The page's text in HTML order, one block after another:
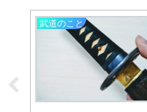
診断ツール